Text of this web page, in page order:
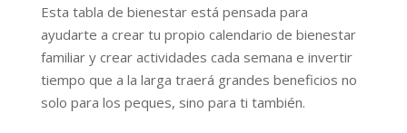
Esta tabla de bienestar está pensada para
ayudarte a crear tu propio calendario de bienestar
familiar y crear actividades cada semana e invertir
tiempo que a la larga traerá grandes beneficios no
solo para los peques, sino para ti también.